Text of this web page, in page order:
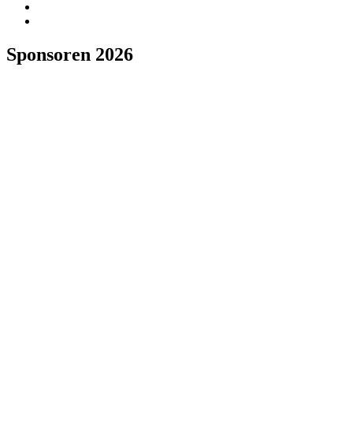
Sponsoren 2026